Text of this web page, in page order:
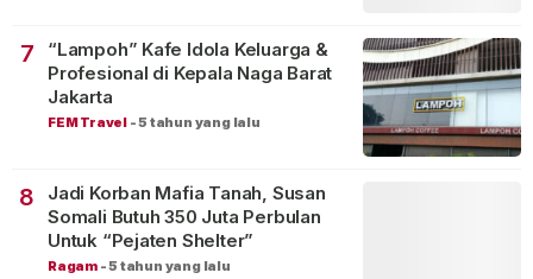
7
“Lampoh” Kafe Idola Keluarga &
Profesional di Kepala Naga Barat
Jakarta
FEM Travel -5 tahun yang lalu
8
Jadi Korban Mafia Tanah, Susan
Somali Butuh 350 Juta Perbulan
Untuk “Pejaten Shelter”
Ragam -5 tahun yang lalu